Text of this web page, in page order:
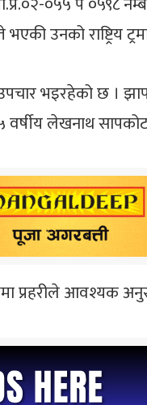
उनको राष्ट्रिय
भइरहेको छ ।
वर्षीय लेखनाथ
प्रहरीले आवश्यक